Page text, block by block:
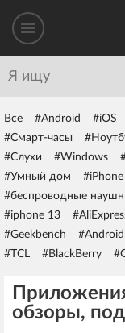
Все #Android #iOS
#Смарт-часы
#Слухи
#Windows
#Умный дом
#беспроводные
#iphone 13
#Geekbench
#TCL
#BlackBerry
обзоры,